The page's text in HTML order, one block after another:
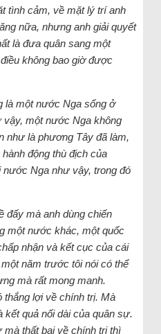
tình cảm, về mặt lý trí anh
nữa, nhưng anh giải quyết
là đưa quân sang một
không bao giờ được
là một nước Nga sống ở
vậy, một nước Nga không
như là phương Tây đã làm,
động thù địch của
Nga như vậy, trong đó
đấy mà anh dùng chiến
một nước khác, một quốc
nhận và kết cục của cái
năm trước tôi nói có thể
mà rất mong manh.
lợi về chính trị. Mà
kết quả nối dài của quân sự.
mà thất bại về chính trị thì